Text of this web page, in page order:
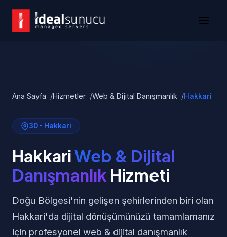
Ana Sayfa Hizmetler Web & Dijital Danışmanlık Hakkari
30 - Hakkari
HakkariWeb & Dijital
Danışmanlık Hizmeti
Doğu Bölgesi'nin gelişen şehirlerinden biri olan
Hakkari'da dijital dönüşümünüzü tamamlamanız
için profesyonel web & dijital danışmanlık